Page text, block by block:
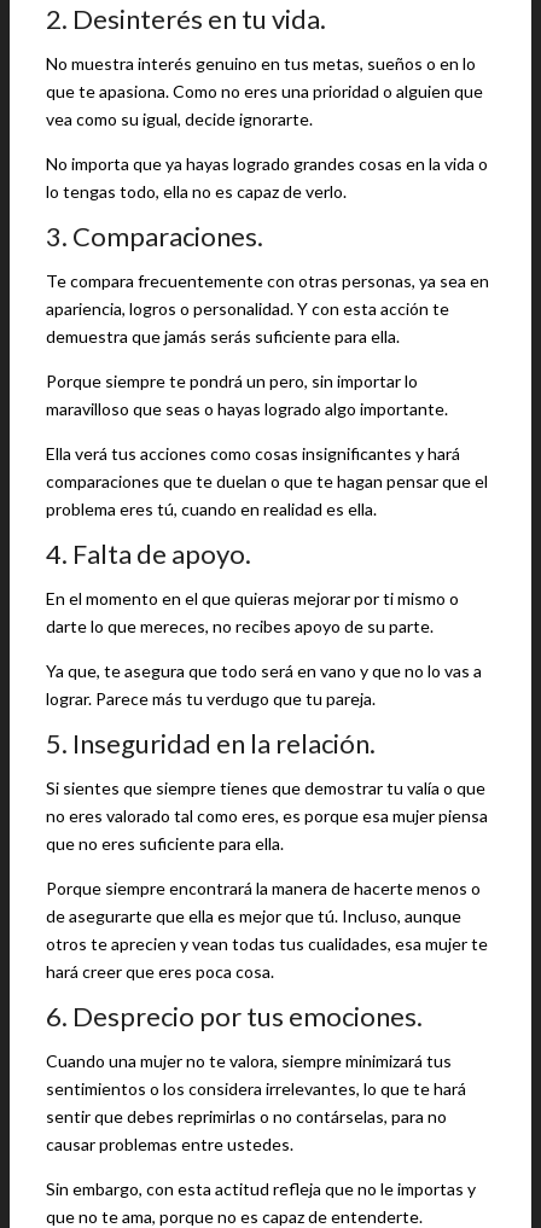
2. Desinterés en tu vida.
No muestra interés genuino en tus metas, sueños o en lo
que te apasiona. Como no eres una prioridad o alguien que
vea como su igual, decide ignorarte.
No importa que ya hayas logrado grandes cosas en la vida o
lo tengas todo, ella no es capaz de verlo.
3. Comparaciones.
Te compara frecuentemente con otras personas, ya sea en
apariencia, logros o personalidad. Y con esta acción te
demuestra que jamás serás suficiente para ella.
Porque siempre te pondrá un pero, sin importar lo
maravilloso que seas o hayas logrado algo importante.
Ella verá tus acciones como cosas insignificantes y hará
comparaciones que te duelan o que te hagan pensar que el
problema eres tú, cuando en realidad es ella.
4. Falta de apoyo.
En el momento en el que quieras mejorar por ti mismo o
darte lo que mereces, no recibes apoyo de su parte.
Ya que, te asegura que todo será en vano y que no lo vas a
lograr. Parece más tu verdugo que tu pareja.
5. Inseguridad en la relación.
Si sientes que siempre tienes que demostrar tu valía o que
no eres valorado tal como eres, es porque esa mujer piensa
que no eres suficiente para ella.
Porque siempre encontrará la manera de hacerte menos o
de asegurarte que ella es mejor que tú. Incluso, aunque
otros te aprecien y vean todas tus cualidades, esa mujer te
hará creer que eres poca cosa.
6. Desprecio por tus emociones.
Cuando una mujer no te valora, siempre minimizará tus
sentimientos o los considera irrelevantes, lo que te hará
sentir que debes reprimirlas o no contárselas, para no
causar problemas entre ustedes.
Sin embargo, con esta actitud refleja que no le importas y
que no te ama, porque no es capaz de entenderte.